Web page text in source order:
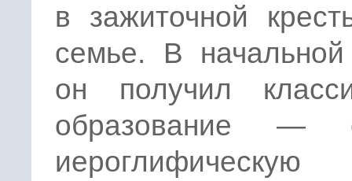
в зажиточной
семье. В
он получил
образование —
иероглифическую